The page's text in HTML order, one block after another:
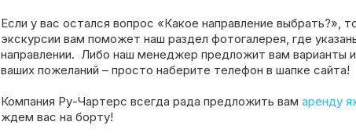
Если у вас остался вопрос «Какое направление выбрать?»,
экскурсии вам поможет наш раздел фотогалерея, где
направлении. Либо наш менеджер предложит вам варианты
ваших пожеланий – просто наберите телефон в шапке сайта!
Компания Ру-Чартерс всегда рада предложить вам аренду
ждем вас на борту!